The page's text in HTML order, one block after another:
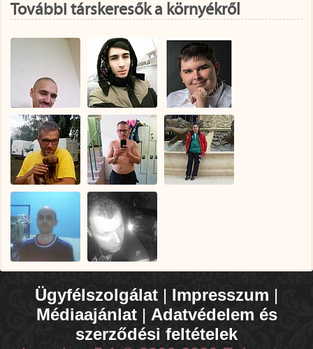
További társkeresők a környékről
Ügyfélszolgálat | Impresszum |
Médiaajánlat| Adatvédelem és
szerződési feltételek